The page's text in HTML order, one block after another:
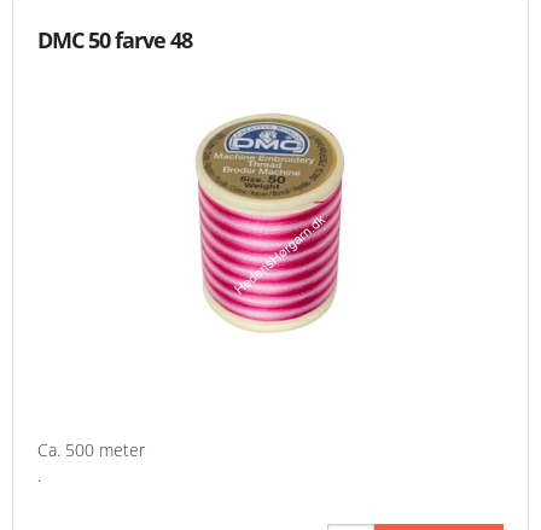
DMC 50 farve 48
Ca. 500 meter
.